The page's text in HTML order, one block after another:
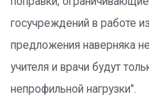
госучреждений в работе
предложения наверняка
учителя и врачи будут
непрофильной нагрузки".